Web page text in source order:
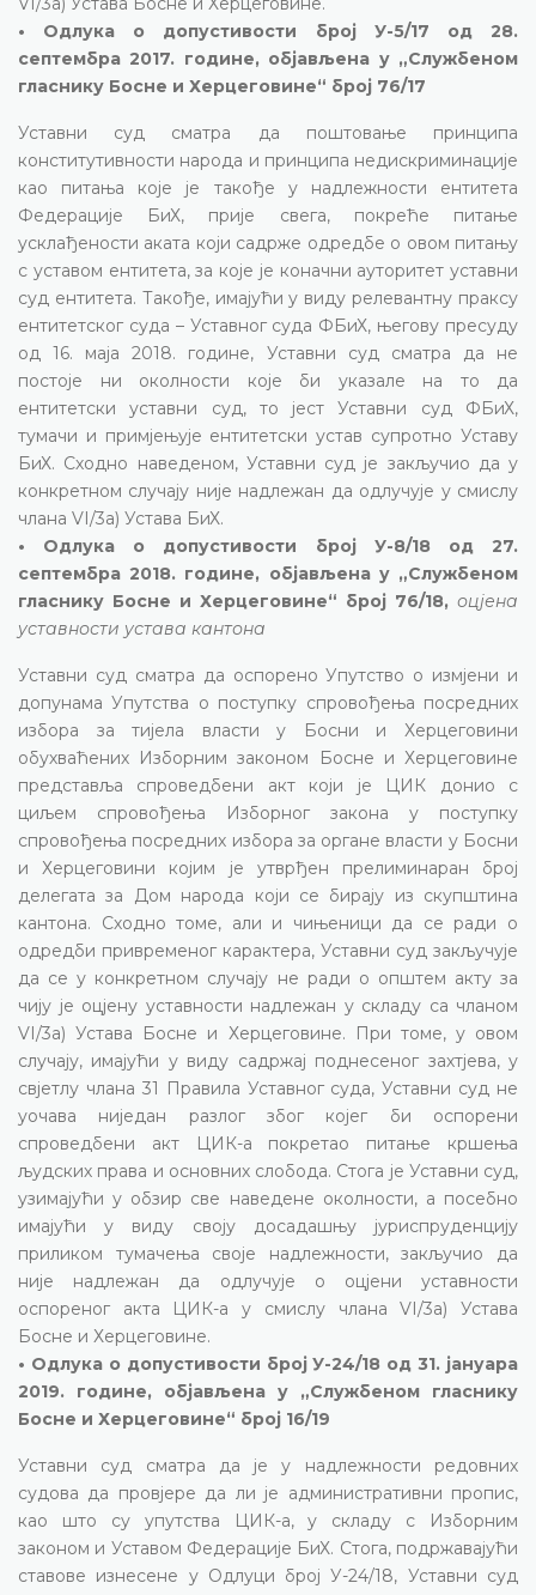
• Одлука о допустивости број У-5/17 од 28.
септембра 2017. године, објављена у „Службеном
гласнику Босне и Херцеговине“ број 76/17
Уставни суд сматра да поштовање принципа
конститутивности народа и принципа недискриминације
као питања које је такође у надлежности ентитета
Федерације БиХ, прије свега, покреће питање
усклађености аката који садрже одредбе о овом питању
с уставом ентитета, за које је коначни ауторитет уставни
суд ентитета. Такође, имајући у виду релевантну праксу
ентитетског суда – Уставног суда ФБиХ, његову пресуду
од 16. маја 2018. године, Уставни суд сматра да не
постоје ни околности које би указале на то да
ентитетски уставни суд, то јест Уставни суд ФБиХ,
тумачи и примјењује ентитетски устав супротно Уставу
БиХ. Сходно наведеном, Уставни суд је закључио да у
конкретном случају није надлежан да одлучује у смислу
члана VI/3а) Устава БиХ.
• Одлука о допустивости број У-8/18 од 27.
септембра 2018. године, објављена у „Службеном
гласнику Босне и Херцеговине“ број 76/18, оцјена
уставности устава кантона
Уставни суд сматра да оспорено Упутство о измјени и
допунама Упутства о поступку спровођења посредних
избора за тијела власти у Босни и Херцеговини
обухваћених Изборним законом Босне и Херцеговине
представља спроведбени акт који је ЦИК донио с
циљем спровођења Изборног закона у поступку
спровођења посредних избора за органе власти у Босни
и Херцеговини којим је утврђен прелиминаран број
делегата за Дом народа који се бирају из скупштина
кантона. Сходно томе, али и чињеници да се ради о
одредби привременог карактера, Уставни суд закључује
да се у конкретном случају не ради о општем акту за
чију је оцјену уставности надлежан у складу са чланом
VI/3а) Устава Босне и Херцеговине. При томе, у овом
случају, имајући у виду садржај поднесеног захтјева, у
свјетлу члана 31 Правила Уставног суда, Уставни суд не
уочава ниједан разлог због којег би оспорени
спроведбени акт ЦИК-а покретао питање кршења
људских права и основних слобода. Стога је Уставни суд,
узимајући у обзир све наведене околности, а посебно
имајући у виду своју досадашњу јуриспруденцију
приликом тумачења своје надлежности, закључио да
није надлежан да одлучује о оцјени уставности
оспореног акта ЦИК-а у смислу члана VI/3а) Устава
Босне и Херцеговине.
• Одлука о допустивости број У-24/18 од 31. јануара
2019. године, објављена у „Службеном гласнику
Босне и Херцеговине“ број 16/19
Уставни суд сматра да је у надлежности редовних
судова да провјере да ли је административни пропис,
као што су упутства ЦИК-а, у складу с Изборним
законом и Уставом Федерације БиХ. Стога, подржавајући
ставове изнесене у Одлуци број У-24/18, Уставни суд